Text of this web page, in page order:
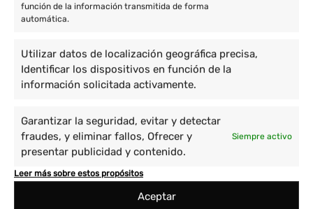
función de la información transmitida de forma
automática.
Utilizar datos de localización geográfica precisa,
Identificar los dispositivos en función de la
información solicitada activamente.
Garantizar la seguridad, evitar y detectar
fraudes, y eliminar fallos, Ofrecer y
presentar publicidad y contenido.
Siempre activo
Leer más sobre estos propósitos
Aceptar